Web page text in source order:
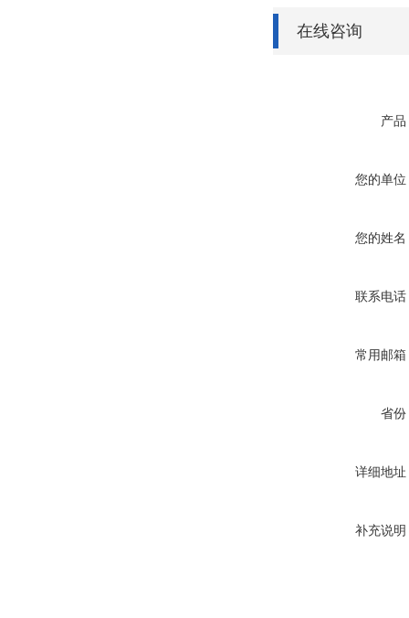
在线咨询
产品
您的单位
您的姓名
联系电话
常用邮箱
省份
详细地址
补充说明